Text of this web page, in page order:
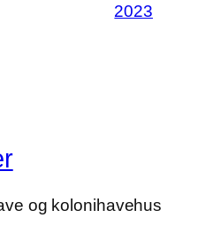
2023
og kolonihavehus